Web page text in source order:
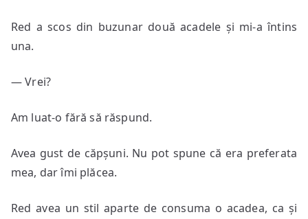
Red a scos din buzunar două acadele și mi-a întins
una.
— Vrei?
Am luat-o fără să răspund.
Avea gust de căpșuni. Nu pot spune că era preferata
mea, dar îmi plăcea.
Red avea un stil aparte de consuma o acadea, ca și